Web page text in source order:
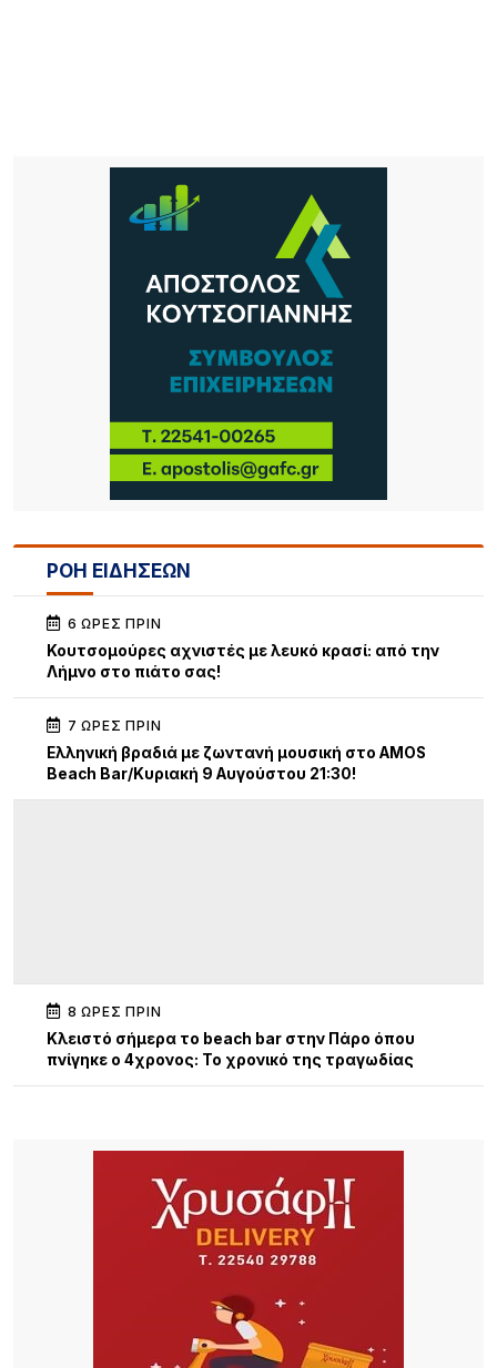
ΡΟΗ ΕΙΔΗΣΕΩΝ
6 ΏΡΕΣ ΠΡΙΝ
Κουτσομούρες αχνιστές με λευκό κρασί: από την
Λήμνο στο πιάτο σας!
7 ΏΡΕΣ ΠΡΙΝ
Ελληνική βραδιά με ζωντανή μουσική στο AMOS
Beach Bar/Κυριακή 9 Αυγούστου 21:30!
8 ΏΡΕΣ ΠΡΙΝ
Κλειστό σήμερα το beach bar στην Πάρο όπου
πνίγηκε ο 4χρονος: Το χρονικό της τραγωδίας
9 ΏΡΕΣ ΠΡΙΝ
Τρεις συλλήψεις σε Λέσβο και Κορινθία για
πρόκληση πυρκαγιών από αμέλεια
Καιρός: Ζέστη με 32 βαθμούς και ισχυροί βοριάδες